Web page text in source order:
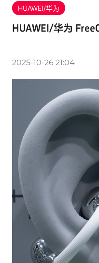
HUAWEI/华为
HUAWEI/华为
2025-10-26 21:04